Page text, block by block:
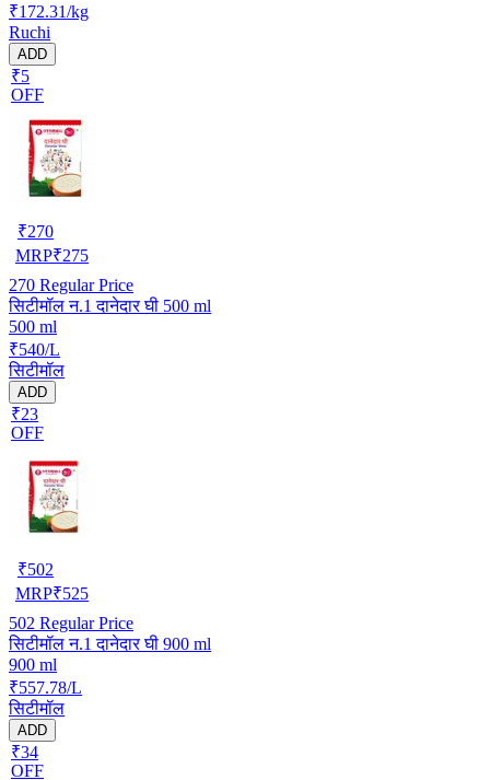
₹172.31/kg
Ruchi
ADD
₹5
OFF
₹270
MRP₹275
270 Regular Price
सिटीमॉल न.1 दानेदार घी 500 ml
500 ml
₹540/L
सिटीमॉल
ADD
₹23
OFF
₹502
MRP₹525
502 Regular Price
सिटीमॉल न.1 दानेदार घी 900 ml
900 ml
₹557.78/L
सिटीमॉल
ADD
₹34
OFF